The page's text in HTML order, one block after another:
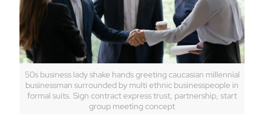
50s business lady shake hands greeting caucasian millennial
businessman surrounded by multi ethnic businesspeople in
formal suits. Sign contract express trust, partnership, start
group meeting concept